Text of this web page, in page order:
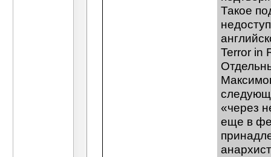
Такое
Terror in
«через
еще в